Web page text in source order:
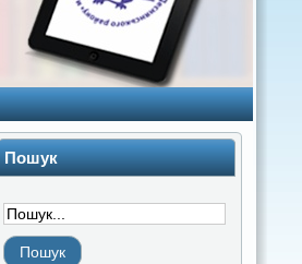
Пошук